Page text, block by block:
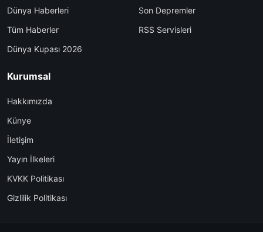
Dünya Haberleri
Tüm Haberler
Dünya Kupası 2026
Son Depremler
RSS Servisleri
Kurumsal
Hakkımızda
Künye
İletişim
Yayın İlkeleri
KVKK Politikası
Gizlilik Politikası